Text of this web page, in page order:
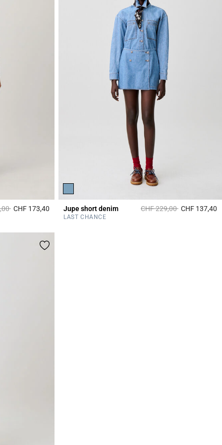
à partir de
àCHF 173,40 3.4 out of 5 Customer Rating
Jupe short denim Prix réduit à partir de
CHF 229,00àCHF 137,40
LAST CHANCE